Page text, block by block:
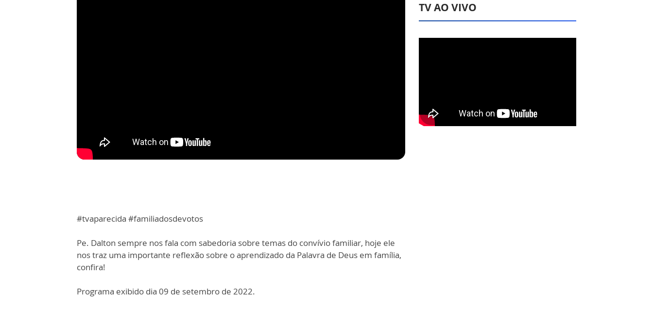
#tvaparecida #familiadosdevotos
Pe. Dalton sempre nos fala com sabedoria sobre temas do convívio familiar, hoje ele
nos traz uma importante reflexão sobre o aprendizado da Palavra de Deus em família,
confira!
Programa exibido dia 09 de setembro de 2022.
TV AO VIVO